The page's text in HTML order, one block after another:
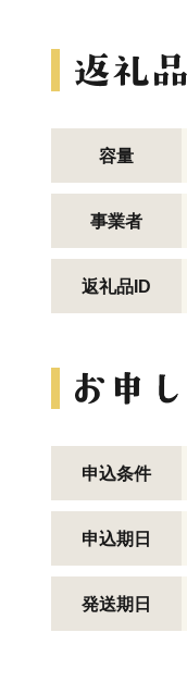
容量
事業者
返礼品ID
申込条件
申込期日
発送期日